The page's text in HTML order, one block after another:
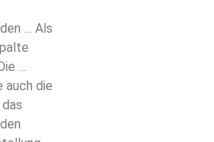
… Als
…
auch die